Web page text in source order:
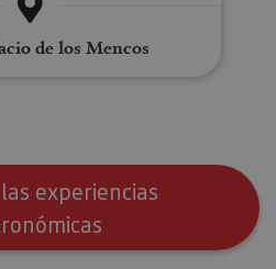
de los Mencos
experiencias